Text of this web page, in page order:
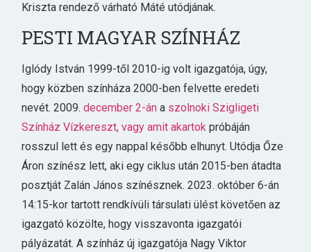
Kriszta rendező várható Máté utódjának.
PESTI MAGYAR SZÍNHÁZ
Iglódy István 1999-től 2010-ig volt igazgatója, úgy,
hogy közben színháza 2000-ben felvette eredeti
nevét. 2009.december 2-án a szolnoki Szigligeti
Színház Vízkereszt, vagy amit akartok próbáján
rosszul lett és egy nappal később elhunyt. Utódja Őze
Áron színész lett, aki egy ciklus után 2015-ben átadta
posztját Zalán János színésznek. 2023. október 6-án
14:15-kor tartott rendkívüli társulati ülést követően az
igazgató közölte, hogy visszavonta igazgatói
pályázatát. A színház új igazgatója Nagy Viktor